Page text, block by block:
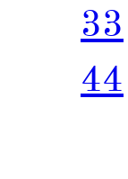
33
44